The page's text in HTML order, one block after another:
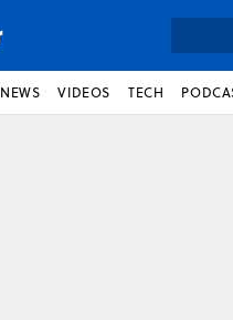
NEWS VIDEOS TECH